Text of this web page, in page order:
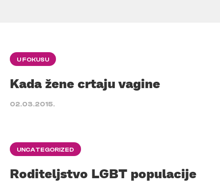
U FOKUSU
Kada žene crtaju vagine
02.03.2015.
UNCATEGORIZED
Roditeljstvo LGBT populacije